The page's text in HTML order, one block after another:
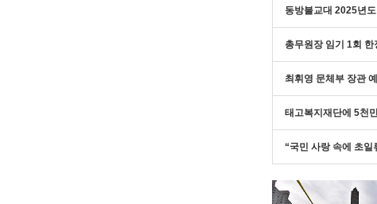
동방불교대 2025년
총무원장 임기 1회
최휘영 문체부 장관
태고복지재단에 5천
“국민 사랑 속에 초